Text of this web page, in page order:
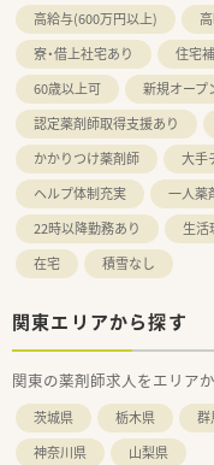
高給与(600万円以上)
寮・借上社宅あり
住宅
60歳以上可
新規オープ
認定薬剤師取得支援あり
かかりつけ薬剤師
大手
ヘルプ体制充実
一人薬
22時以降勤務あり
生活
在宅
積雪なし
関東エリアから探す
関東の薬剤師求人をエリア
茨城県 栃木県 群
神奈川県
山梨県